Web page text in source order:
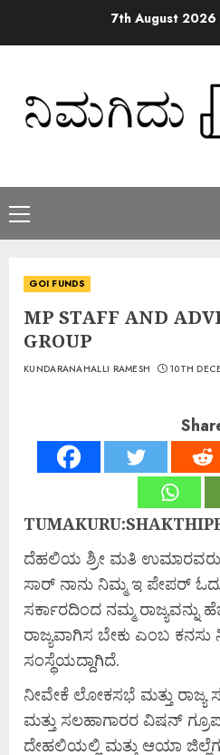
7th August 2026
GOI FUNDS
MP STAFF AND
GROUP
KUNDARANAHALLI RAMESH 10TH
ದೆಹಲಿಯ ಶ್ರೀ ಮತಿ ಉಮಾರವರು
ಸಾರ್ ನಾನು ನಿಮ್ಮ ಇ ಪೇಪರ್
ಸರ್ಕಾರದಿಂದ ನಮ್ಮ ರಾಜ್ಯವನ್ನು
ರಾಜ್ಯವಾಗಿಸ ಬೇಕು ಎಂಬ
ಸಂಸ್ಥೆಯದ್ದಾಗಿದೆ.
ನೀವೇಕೆ ಲೋಕಸಭೆ ಮತ್ತು ರಾಜ್ಯ
ಮತ್ತು ಸಲಹಾಗಾರರ ವಿಷನ್
ದೇಹಲಿಯಲ್ಲಿ ಮತ್ತು ಆಯಾ